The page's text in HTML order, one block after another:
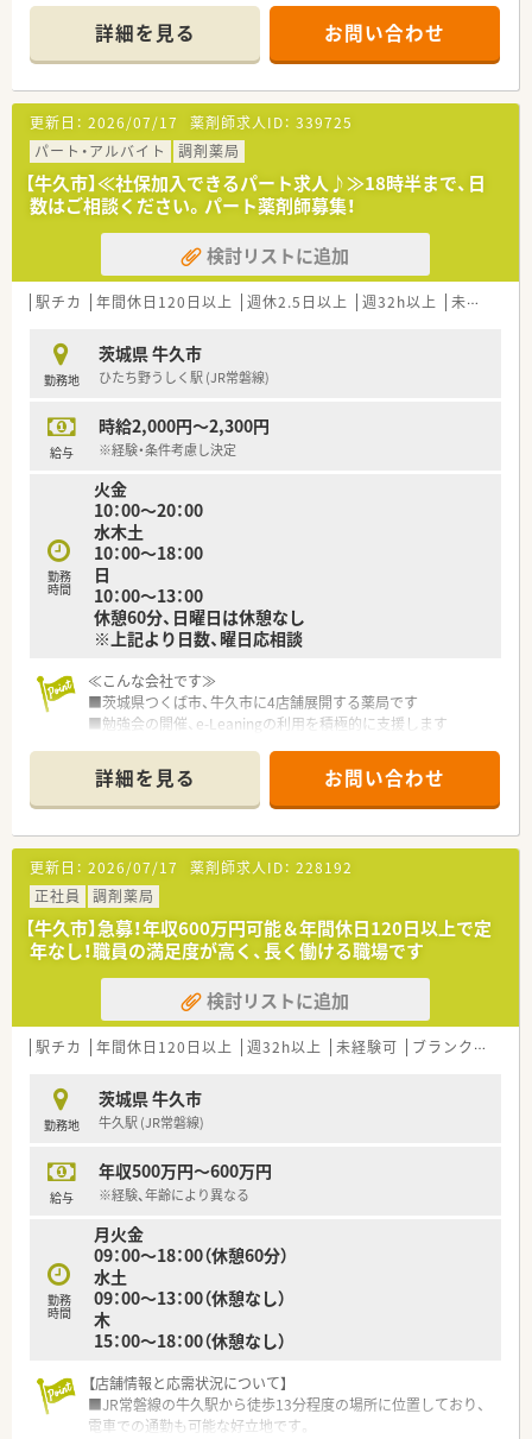
地域医療・福祉を支えています。
■幅広い医療分野で充実したキャリアが積めます。「地域包括ケ
ア」を重要なテーマとしており、在宅医療や多職種連携にも携わ
れます。
＜こんな薬局です＞
■内科メインに応需しています。
■1日の処方枚数は20枚程度で、1名体制の薬局です。お休みな
どはヘルプメンバーがカバーしてくれています。
＜フォロー体制◎＞
■会社として、希望休・有給休暇をきちんと取得できる仕組みづ
くりを行っています。
■産休・育休の取得実績多数アリ。結婚に伴う転居に際しても、
＜研修制度が充実しています＞
■社員全体研修、新入社員研修、フォロー研修、年次毎研修、海外
■定期勉強会も開催しており、各種学会への参加も可能。キャリ
ア志向の方にオススメです。
補助が出ます。
詳細を見る お問い合わせ
更新日： 2026/07/17 薬剤師求人ID： 339725
パート・アルバイト
調剤薬局
【牛久市】≪社保加入できるパート求人♪≫18時半まで、日
数はご相談ください。パート薬剤師募集！
検討リストに追加
駅チカ 年間休日120日以上 週休2.5日以上 週32h以上 未経験可
勤務地
茨城県 牛久市
ひたち野うしく駅 (JR常磐線)
給与
時給2,000円～2,300円
※経験・条件考慮し決定
勤務
時間
火金
10：00～20：00
水木土
10：00～18：00
日
10：00～13：00
休憩60分、日曜日は休憩なし
※上記より日数、曜日応相談
≪こんな会社です≫
■茨城県つくば市、牛久市に4店舗展開する薬局です
■勉強会の開催、e-Leaningの利用を積極的に支援します
です
■未経験。ブランクのある方も一度ご相談ください
≪こんな薬局です≫
■ひたち野うしく駅から徒歩1分！
■心療内科クリニックからの処方箋を受け付けています
■門前クリニックのドクターが増員するため、パート薬剤師を募
集しています！
詳細を見る お問い合わせ
更新日： 2026/07/17 薬剤師求人ID： 228192
正社員
調剤薬局
【牛久市】急募！年収600万円可能＆年間休日120日以上で定
年なし！職員の満足度が高く、長く働ける職場です
検討リストに追加
駅チカ 年間休日120日以上 週32h以上 未経験可 ブランク可
勤務地
茨城県 牛久市
牛久駅 (JR常磐線)
給与
年収500万円～600万円
※経験、年齢により異なる
勤務
時間
月火金
09：00～18：00（休憩60分）
水土
09：00～13：00（休憩なし）
木
15：00～18：00（休憩なし）
【店舗情報と応需状況について】
■JR常磐線の牛久駅から徒歩13分程度の場所に位置しており、
電車での通勤も可能な好立地です。